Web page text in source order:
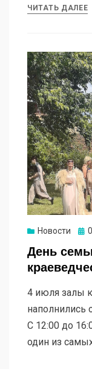
ЧИТАТЬ ДАЛЕЕ
Новости
День
4 июля залы
наполнились
С 12:00 до
один из